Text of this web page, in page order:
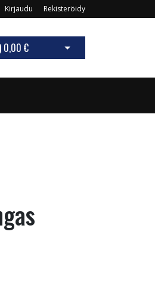
Kirjaudu Rekisteröidy
0,00 € Avaa ostoskori